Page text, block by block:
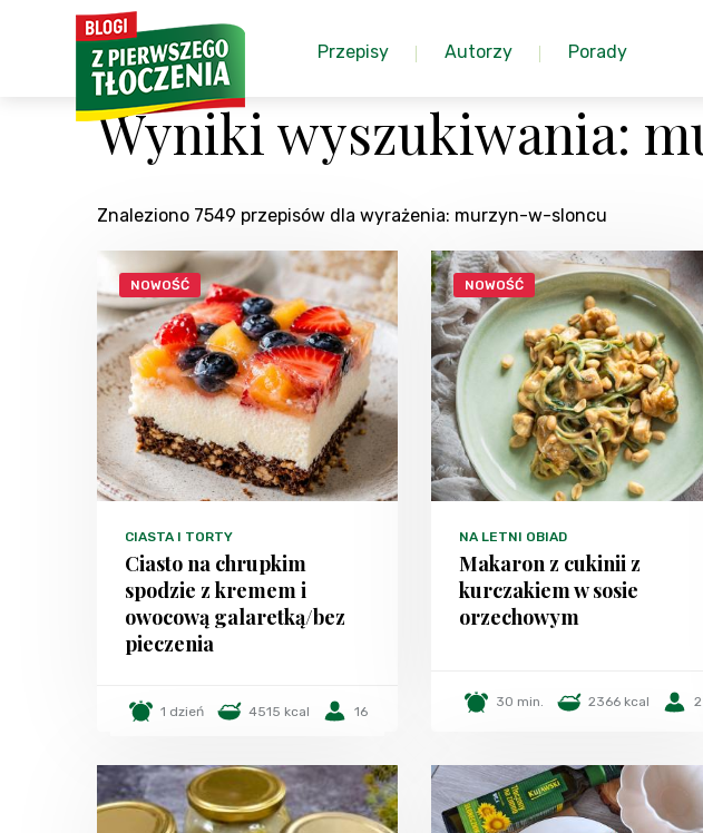
Przepisy Autorzy Porady
Wyniki wyszukiwania:
Znaleziono 7549 przepisów dla wyrażenia: murzyn-w-sloncu
NOWOŚĆ
CIASTA I TORTY
Ciasto na chrupkim
spodzie z kremem i
owocową galaretką/bez
pieczenia
1 dzień 4515 kcal 16
NOWOŚĆ
NA LETNI OBIAD
Makaron z cukinii z
kurczakiem w sosie
orzechowym
30 min. 2366 kcal 2